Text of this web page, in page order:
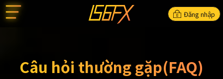
Đăng nhập
Câu hỏi thường gặp(FAQ)